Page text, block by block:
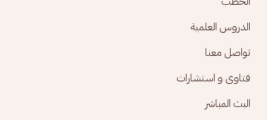
الدروس العلمية
تواصل معنا
فتاوى و استشارات
البث المباشر